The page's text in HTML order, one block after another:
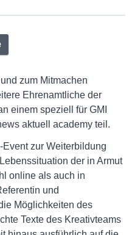
zum Mitmachen
Ehrenamtliche der
einem speziell für GMI
aktuell academy teil.
zur Weiterbildung
der in Armut
online als auch in
und
Möglichkeiten des
Texte des Kreativteams